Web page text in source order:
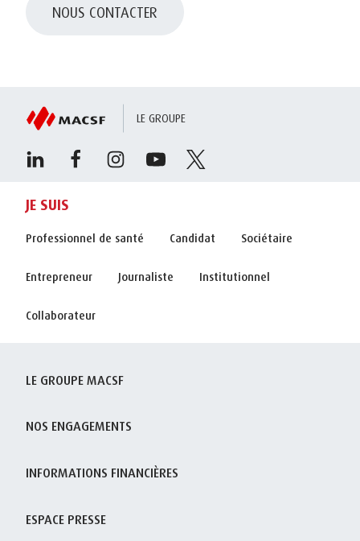
NOUS CONTACTER
LE GROUPE
JE SUIS
Professionnel de santé Candidat Sociétaire
Entrepreneur Journaliste Institutionnel
Collaborateur
LE GROUPE MACSF
NOS ENGAGEMENTS
INFORMATIONS FINANCIÈRES
ESPACE PRESSE